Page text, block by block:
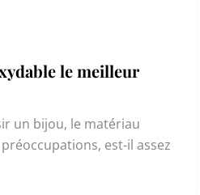
le meilleur
un bijou, le matériau
est-il assez